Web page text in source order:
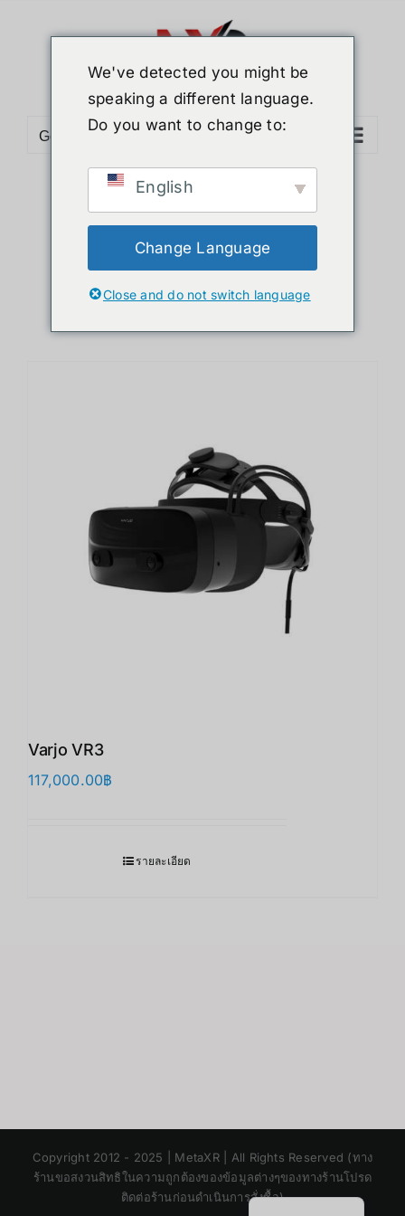
Go to...
Sort byName
Show36 Products
Varjo VR3
117,000.00฿
รายละเอียด
Copyright 2012 - 2025 | MetaXR | All Rights Reserved (ทาง
ร้านขอสงวนสิทธิในความถูกต้องของข้อมูลต่างๆของทางร้านโปรด
ติดต่อร้านก่อนดำเนินการสั่งซื้อ)
We've detected you might be
speaking a different language.
Do you want to change to:
English
Change Language
Close and do not switch language
English
Chinese
Korean